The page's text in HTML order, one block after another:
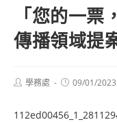
「您的一
傳播領域提
Post學務處
Post09/01/2023